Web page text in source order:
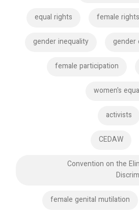
female rights
equal rights
gender
gender inequality
female participation
women's
activists
CEDAW
Convention on the
female genital mutilation